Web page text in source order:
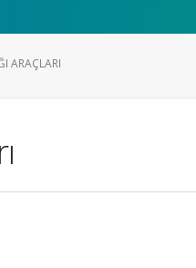
ARAÇLARI